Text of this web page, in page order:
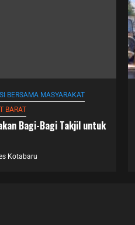
BERSAMA MASYARAKAT
BARAT
Bagi-Bagi Takjil untuk
Kotabaru